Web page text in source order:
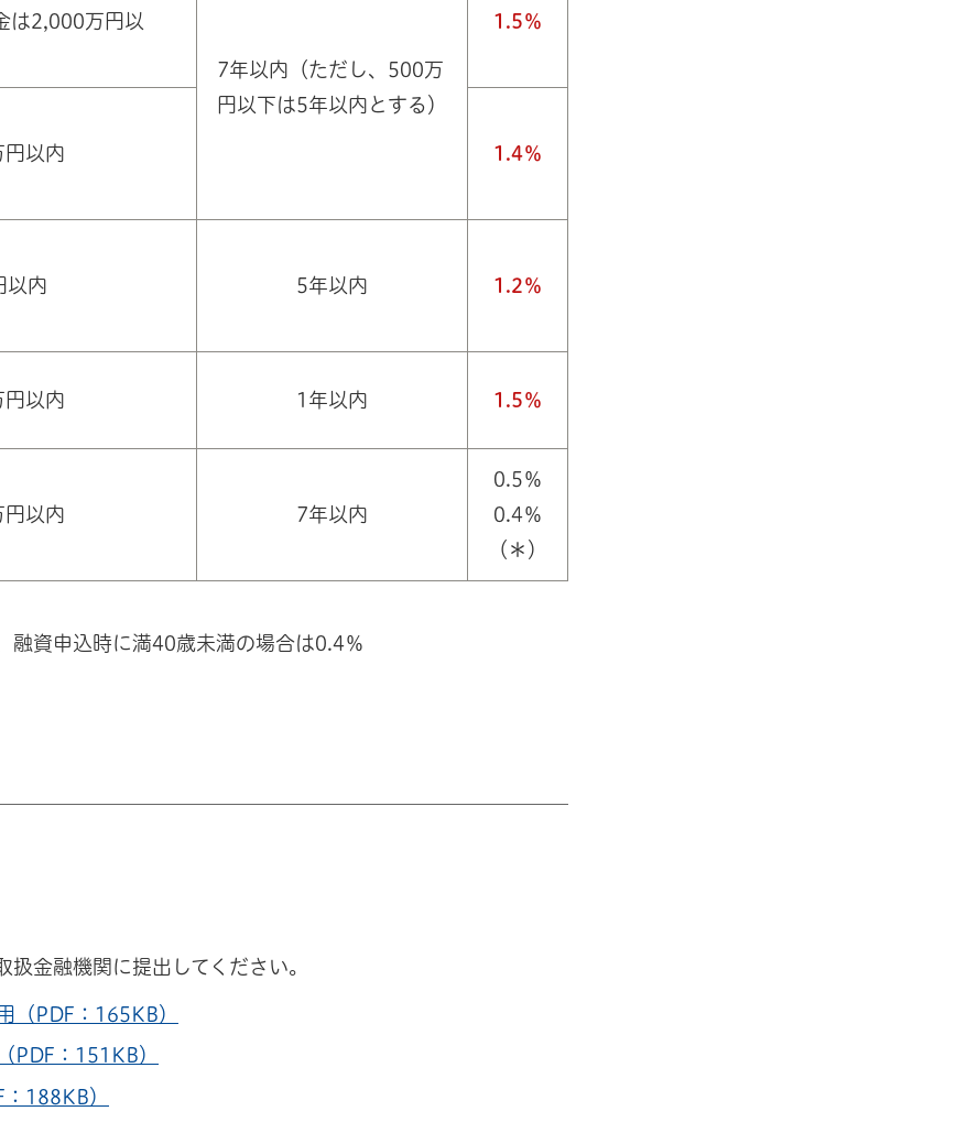
は2,000万円以
7年以内（ただし、500万
円以下は5年以内とする）
1.5％
以内 1.4％
以内 5年以内 1.2％
以内 1年以内 1.5％
以内 7年以内
0.5％
0.4％
（＊）
融資申込時に満40歳未満の場合は0.4％
金融機関に提出してください。
（PDF：165KB）
PDF：151KB）
188KB）